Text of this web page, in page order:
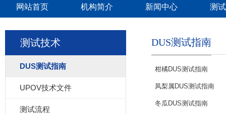
网站首页 机构简介 新闻中心 测
测试技术
DUS测试指南
UPOV技术文件
测试流程
DUS测试指南
柑橘DUS测试指南
凤梨属DUS测试指南
冬瓜DUS测试指南